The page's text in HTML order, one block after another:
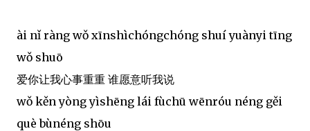
ài nǐ ràng wǒ xīnshìchóngchóng shuí yuànyi tīng
wǒ shuō
爱你让我心事重重 谁愿意听我说
wǒ kěn yòng yìshēng lái fùchū wēnróu néng gěi
què bùnéng shōu